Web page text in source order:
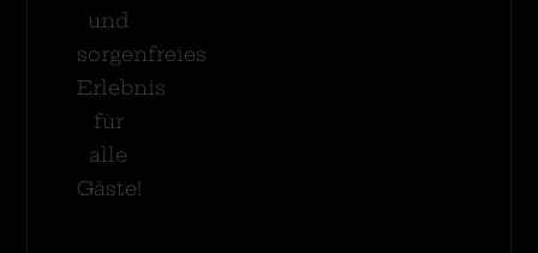
und
sorgenfreies
Erlebnis
für
alle
Gäste!